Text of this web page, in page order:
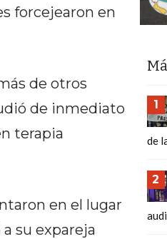
forcejearon en
de otros
de inmediato
terapia
en el lugar
su expareja
1
de
2